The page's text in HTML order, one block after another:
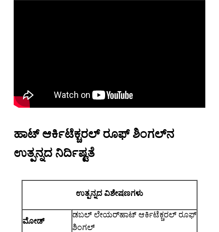
ಹಾಟ್ ಆರ್ಕಿಟೆಕ್ಚರಲ್ ರೂಫ್ ಶಿಂಗಲ್‌ನ
ಉತ್ಪನ್ನದ ನಿರ್ದಿಷ್ಟತೆ
ಉತ್ಪನ್ನದ ವಿಶೇಷಣಗಳು
ಮೋಡ್
ಡಬಲ್ ಲೇಯರ್ಹಾಟ್ ಆರ್ಕಿಟೆಕ್ಚರಲ್ ರೂಫ್
ಶಿಂಗಲ್